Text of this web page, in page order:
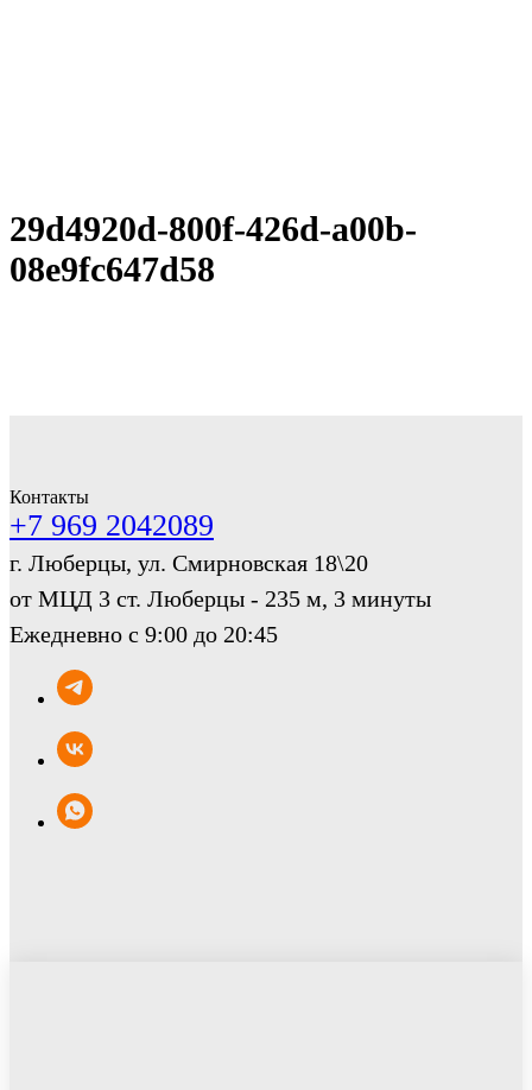
29d4920d-800f-426d-a00b-
08e9fc647d58
Контакты
+7 969 2042089
г. Люберцы, ул. Смирновская 18\20
от МЦД 3 ст. Люберцы - 235 м, 3 минуты
Ежедневно с 9:00 до 20:45